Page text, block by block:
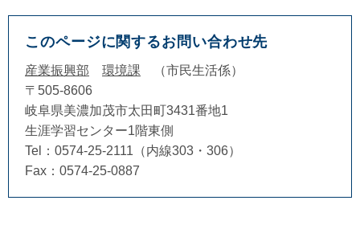
このページに関するお問い合わせ先
産業振興部 環境課
市民生活係
〒505-8606
岐阜県美濃加茂市太田町3431番地1
生涯学習センター1階東側
Tel：0574-25-2111（内線303・306）
Fax：0574-25-0887